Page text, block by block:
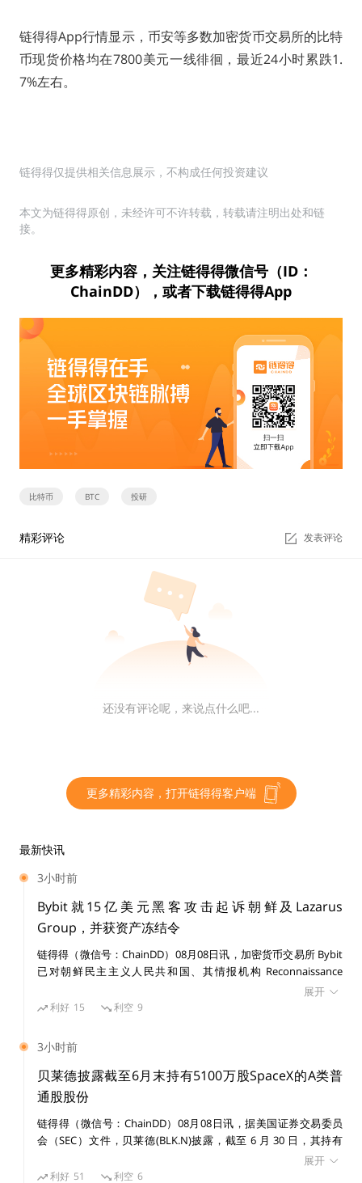
链得得App行情显示，币安等多数加密货币交易所的比特
币现货价格均在7800美元一线徘徊，最近24小时累跌1.
7%左右。
链得得仅提供相关信息展示，不构成任何投资建议
本文为链得得原创，未经许可不许转载，转载请注明出处和链
接。
更多精彩内容，关注链得得微信号（ID：
ChainDD），或者下载链得得App
比特币 BTC 投研
精彩评论 发表评论
还没有评论呢，来说点什么吧...
更多精彩内容，打开链得得客户端
最新快讯
3小时前
Bybit就15亿美元黑客攻击起诉朝鲜及Lazarus
Group，并获资产冻结令
链得得（微信号：ChainDD）08月08日讯，加密货币交易所 Bybit
已对朝鲜民主主义人民共和国、其情报机构 Reconnaissance
General Bureau（RGB）及受国家制裁的黑客组织 Lazarus Group
提起民事诉讼，涉及一宗价值 15 亿美元的黑客攻击事件。 美国联
识别资产。
展开
利好 15 利空 9
3小时前
贝莱德披露截至6月末持有5100万股SpaceX的A类普
通股股份
链得得（微信号：ChainDD）08月08日讯，据美国证券交易委员
会（SEC）文件，贝莱德(BLK.N)披露，截至 6 月 30 日，其持有
展开
利好 51 利空 6